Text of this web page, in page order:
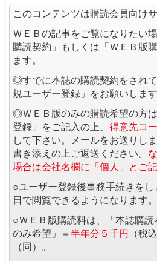
このコンテンツは購読会員向け
ＷＥＢの記事をご覧になりたい
購読契約」もしくは「ＷＥＢ版
ます。
◎すでに本誌の購読契約をされ
規ユーザー登録」をお願いします
◎ＷＥＢ版のみの購読希望の方
登録」をご記入の上、 得意先コ
して下さい。メールをお送りし
書き添えの上ご返送ください。
場合は会社名欄に「個人」とご記
○ユーザー登録後事務手続きを
日で閲覧できるようになります。
○ＷＥＢ版購読料は、「本誌購読
のみ希望」＝ 半年分５千円 （税
（同）。